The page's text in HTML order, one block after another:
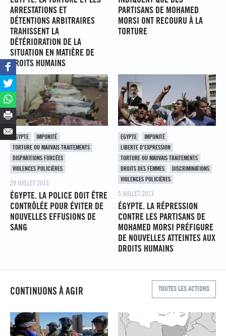
ARRESTATIONS ET
DÉTENTIONS ARBITRAIRES
TRAHISSENT LA
DÉTÉRIORATION DE LA
SITUATION EN MATIÈRE DE
DROITS HUMAINS
PARTISANS DE MOHAMED
MORSI ONT RECOURU À LA
TORTURE
EGYPTE
IMPUNITÉ
TORTURE OU MAUVAIS TRAITEMENTS
DISPARITIONS FORCÉES
VIOLENCES POLICIÈRES
29 JUILLET 2013
ÉGYPTE. LA POLICE DOIT ÊTRE
CONTRÔLÉE POUR ÉVITER DE
NOUVELLES EFFUSIONS DE
SANG
EGYPTE
IMPUNITÉ
LIBERTE D’EXPRESSION
TORTURE OU MAUVAIS TRAITEMENTS
DROITS DES FEMMES
DISCRIMINATIONS
VIOLENCES POLICIÈRES
5 JUILLET 2013
ÉGYPTE. LA RÉPRESSION
CONTRE LES PARTISANS DE
MOHAMED MORSI PRÉFIGURE
DE NOUVELLES ATTEINTES AUX
DROITS HUMAINS
TOUTES LES ACTIONS
CONTINUONS À AGIR